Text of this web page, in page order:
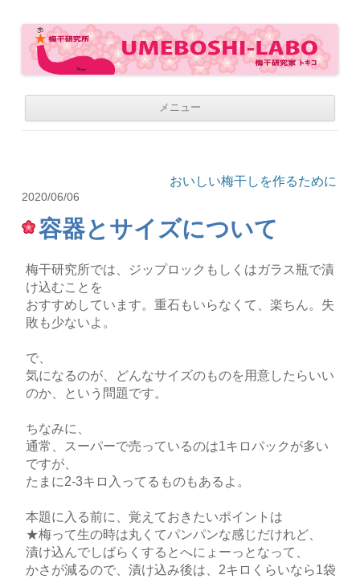
WE LOVE UMEBOSHI
メニュー
おいしい梅干しを作るために
2020/06/06
容器とサイズについて
梅干研究所では、ジップロックもしくはガラス瓶で漬
け込むことを
おすすめしています。重石もいらなくて、楽ちん。失
敗も少ないよ。
で、
気になるのが、どんなサイズのものを用意したらいい
のか、という問題です。
ちなみに、
通常、スーパーで売っているのは1キロパックが多い
ですが、
たまに2-3キロ入ってるものもあるよ。
本題に入る前に、覚えておきたいポイントは
★梅って生の時は丸くてパンパンな感じだけれど、
漬け込んでしばらくするとへにょーっとなって、
かさが減るので、漬け込み後は、2キロくらいなら1袋